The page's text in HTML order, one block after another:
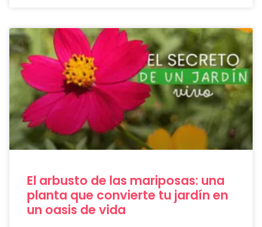
El arbusto de las mariposas: una
planta que convierte tu jardín en
un oasis de vida